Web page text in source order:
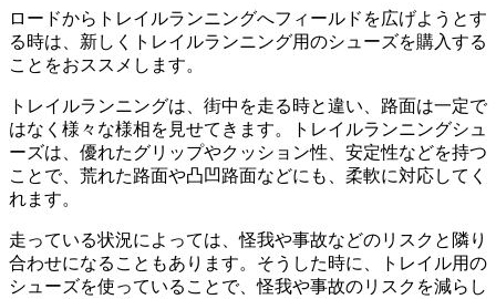
ロードからトレイルランニングへフィールドを広げようとす
る時は、新しくトレイルランニング用のシューズを購入する
ことをおススメします。
トレイルランニングは、街中を走る時と違い、路面は一定で
はなく様々な様相を見せてきます。トレイルランニングシュ
ーズは、優れたグリップやクッション性、安定性などを持つ
ことで、荒れた路面や凸凹路面などにも、柔軟に対応してく
れます。
走っている状況によっては、怪我や事故などのリスクと隣り
合わせになることもあります。そうした時に、トレイル用の
シューズを使っていることで、怪我や事故のリスクを減らし